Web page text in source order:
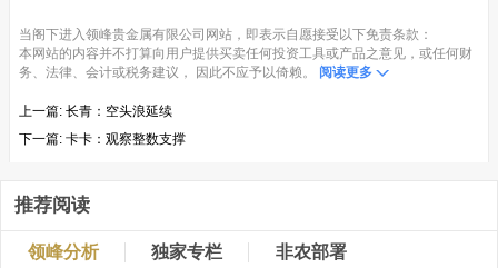
当阁下进入领峰贵金属有限公司网站，即表示自愿接受以下免责条款：
本网站的内容并不打算向用户提供买卖任何投资工具或产品之意见，或任何财
务、法律、会计或税务建议， 因此不应予以倚赖。
阅读更多
上一篇: 长青：空头浪延续
下一篇: 卡卡：观察整数支撑
推荐阅读
领峰分析 独家专栏 非农部署